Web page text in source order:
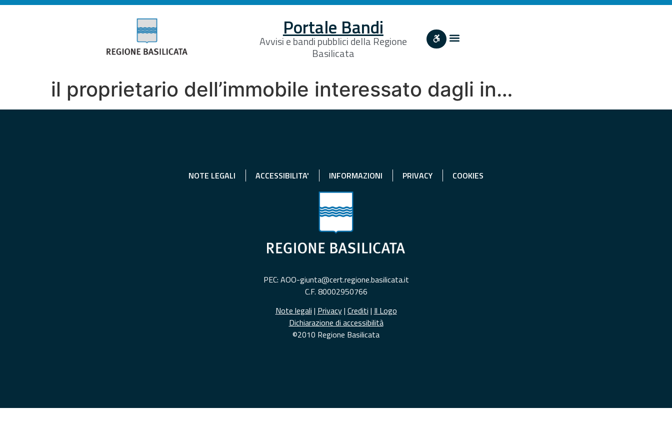
Portale Bandi
Avvisi e bandi pubblici della Regione
Basilicata
il proprietario dell’immobile interessato dagli in…
NOTE LEGALI ACCESSIBILITA' INFORMAZIONI PRIVACY COOKIES
PEC: AOO-giunta@cert.regione.basilicata.it
C.F. 80002950766
Note legali | Privacy| Crediti | Il Logo
Dichiarazione di accessibilità
©2010 Regione Basilicata